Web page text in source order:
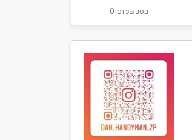
0 отзывов